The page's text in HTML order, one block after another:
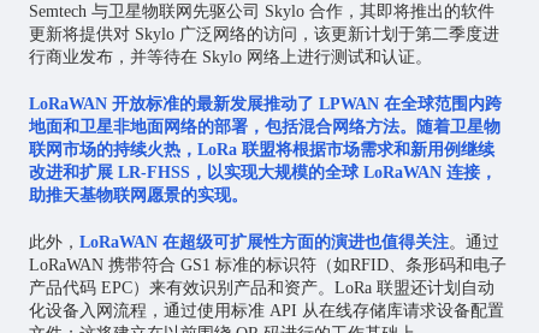
Semtech 与卫星物联网先驱公司 Skylo 合作，其即将推出的软件
更新将提供对 Skylo 广泛网络的访问，该更新计划于第二季度进
行商业发布，并等待在 Skylo 网络上进行测试和认证。
LoRaWAN 开放标准的最新发展推动了 LPWAN 在全球范围内跨
地面和卫星非地面网络的部署，包括混合网络方法。随着卫星物
联网市场的持续火热，LoRa 联盟将根据市场需求和新用例继续
改进和扩展 LR-FHSS，以实现大规模的全球 LoRaWAN 连接，
助推天基物联网愿景的实现。
此外， LoRaWAN 在超级可扩展性方面的演进也值得关注。通过
LoRaWAN 携带符合 GS1 标准的标识符（如RFID、条形码和电子
产品代码 EPC）来有效识别产品和资产。LoRa 联盟还计划自动
化设备入网流程，通过使用标准 API 从在线存储库请求设备配置